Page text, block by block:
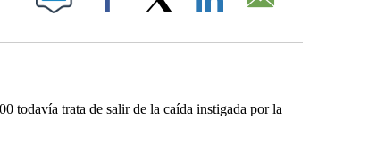
Facebook
todavía trata de salir de la caída instigada por la